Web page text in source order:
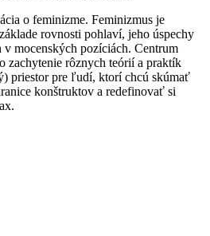
o feminizme. Feminizmus je
rovnosti pohlaví, jeho úspechy
mocenských pozíciách. Centrum
zachytenie rôznych teórií a praktík
priestor pre ľudí, ktorí chcú skúmať
konštruktov a redefinovať si